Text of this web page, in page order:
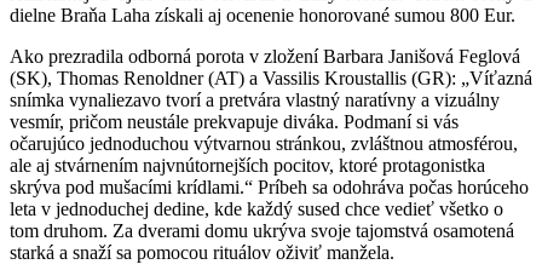
dielne Braňa Laha získali aj ocenenie honorované sumou 800 Eur.
Ako prezradila odborná porota v zložení Barbara Janišová Feglová
(SK), Thomas Renoldner (AT) a Vassilis Kroustallis (GR): „Víťazná
snímka vynaliezavo tvorí a pretvára vlastný naratívny a vizuálny
vesmír, pričom neustále prekvapuje diváka. Podmaní si vás
očarujúco jednoduchou výtvarnou stránkou, zvláštnou atmosférou,
ale aj stvárnením najvnútornejších pocitov, ktoré protagonistka
skrýva pod mušacími krídlami.“ Príbeh sa odohráva počas horúceho
leta v jednoduchej dedine, kde každý sused chce vedieť všetko o
tom druhom. Za dverami domu ukrýva svoje tajomstvá osamotená
starká a snaží sa pomocou rituálov oživiť manžela.